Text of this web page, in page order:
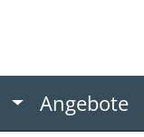
Angebote